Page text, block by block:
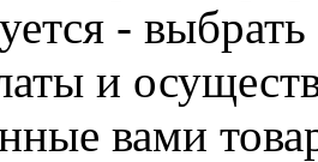
-
и
вами